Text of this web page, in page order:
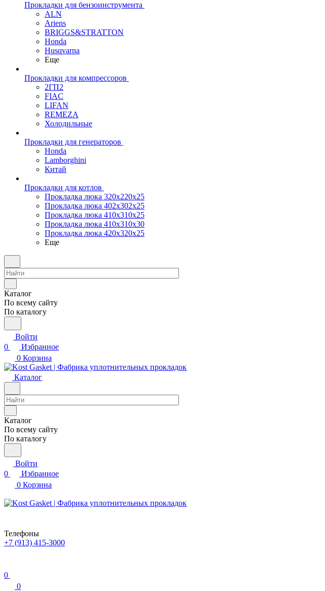
Прокладки для бензоинструмента
ALN
Ariens
BRIGGS&STRATTON
Honda
Husqvarna
Еще
Прокладки для компрессоров
2ГП2
FIAC
LIFAN
REMEZA
Холодильные
Прокладки для генераторов
Honda
Lamborghini
Китай
Прокладки для котлов
Прокладка люка 320x220x25
Прокладка люка 402x302x25
Прокладка люка 410x310x25
Прокладка люка 410х310х30
Прокладка люка 420x320x25
Еще
Каталог
По всему сайту
По каталогу
Войти
0
Избранное
0 Корзина
Каталог
Каталог
По всему сайту
По каталогу
Войти
0
Избранное
0 Корзина
Телефоны
+7 (913) 415-3000
0
0